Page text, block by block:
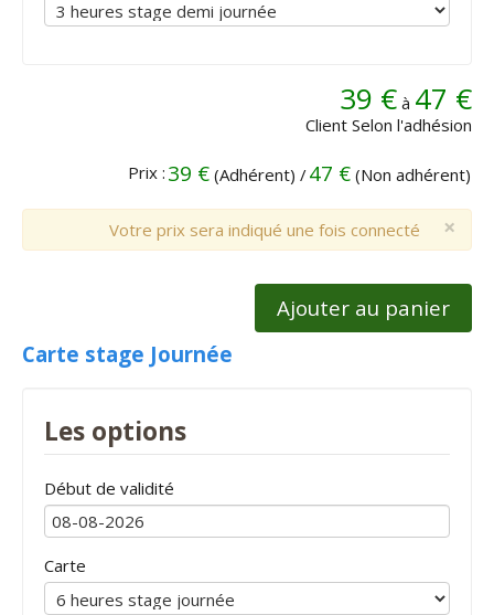
39 € à 47 €
Client Selon l'adhésion
Prix : 39 € (Adhérent) /47 € (Non adhérent)
×
Votre prix sera indiqué une fois connecté
Ajouter au panier
Carte stage Journée
Les options
Début de validité
Carte